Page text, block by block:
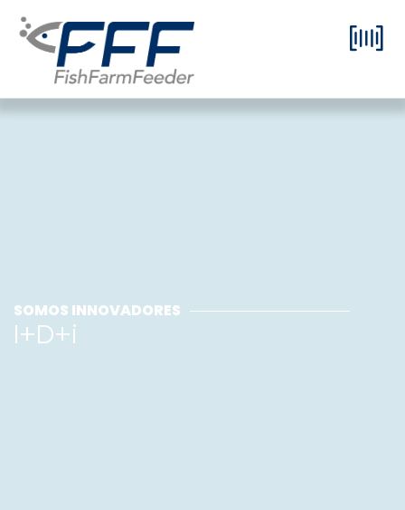
SOMOS INNOVADORES
I+D+i